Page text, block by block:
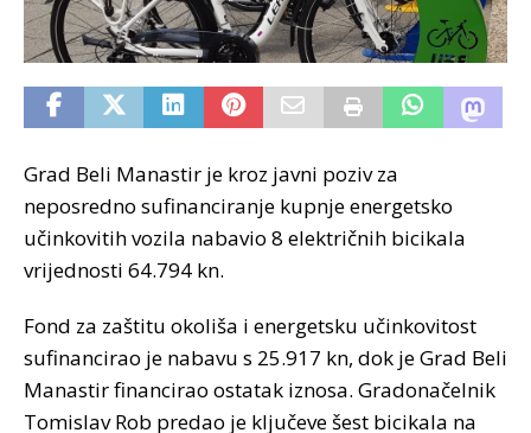
Grad Beli Manastir je kroz javni poziv za
neposredno sufinanciranje kupnje energetsko
učinkovitih vozila nabavio 8 električnih bicikala
vrijednosti 64.794 kn.
Fond za zaštitu okoliša i energetsku učinkovitost
sufinancirao je nabavu s ‪25.917 kn, dok je Grad Beli
Manastir financirao ostatak iznosa. Gradonačelnik
Tomislav Rob predao je ključeve šest bicikala na